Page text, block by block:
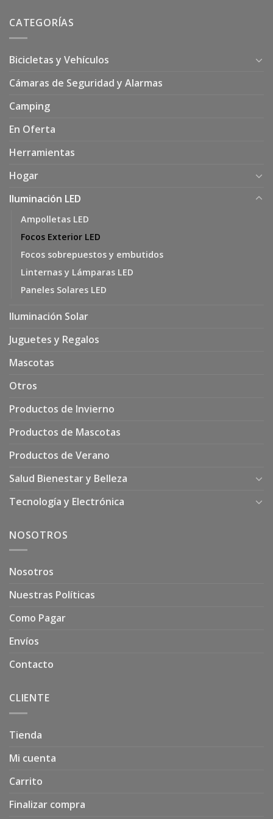
CATEGORÍAS
Bicicletas y Vehículos
Cámaras de Seguridad y Alarmas
Camping
En Oferta
Herramientas
Hogar
Iluminación LED
Ampolletas LED
Focos Exterior LED
Focos sobrepuestos y embutidos
Linternas y Lámparas LED
Paneles Solares LED
Iluminación Solar
Juguetes y Regalos
Mascotas
Otros
Productos de Invierno
Productos de Mascotas
Productos de Verano
Salud Bienestar y Belleza
Tecnología y Electrónica
NOSOTROS
Nosotros
Nuestras Políticas
Como Pagar
Envíos
Contacto
CLIENTE
Tienda
Mi cuenta
Carrito
Finalizar compra